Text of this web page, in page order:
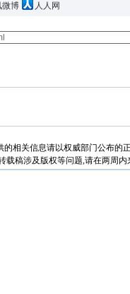
微博 人人网
相关信息请以权威部门公布的
稿涉及版权等问题,请在两周内